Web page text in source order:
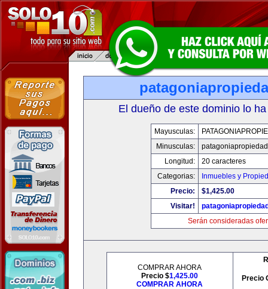
El dueño de este dominio lo
Mayusculas:
Minusculas:
Longitud:
20 caracteres
Categorias:
Inmuebles y
Precio:
$1,425.00
Visitar!
Serán consideradas
COMPRAR AHORA
Precio $1,425.00
COMPRAR AHORA
Precio